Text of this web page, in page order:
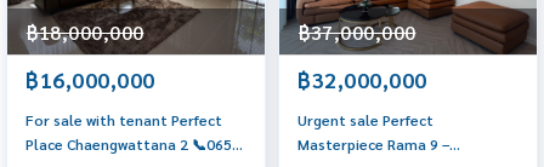
฿18,000,000
฿16,000,000
For sale with tenant Perfect
Place Chaengwattana 2 📞065-
฿37,000,000
฿32,000,000
Urgent sale Perfect
Masterpiece Rama 9 –